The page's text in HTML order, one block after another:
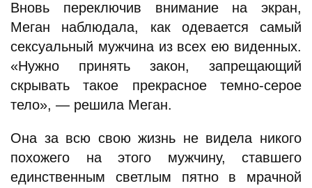
Вновь переключив внимание на экран,
Меган наблюдала, как одевается самый
сексуальный мужчина из всех ею виденных.
«Нужно принять закон, запрещающий
скрывать такое прекрасное темно-серое
тело», — решила Меган.
Она за всю свою жизнь не видела никого
похожего на этого мужчину, ставшего
единственным светлым пятно в мрачной